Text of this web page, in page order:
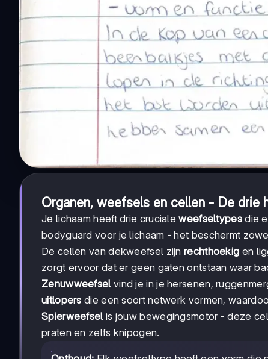
Organen, weefsels en cellen - De drie
Je lichaam heeft drie crucialeweefseltypesdie
bodyguard voor je lichaam - het beschermt
De cellen van dekweefsel zijn rechthoekig en
zorgt ervoor dat er geen gaten ontstaan waar
Zenuwweefsel vind je in je hersenen,
uitlopers die een soort netwerk vormen,
Spierweefsel is jouw bewegingsmotor - deze
praten en zelfs knipogen.